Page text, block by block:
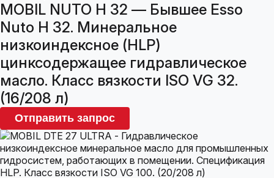
MOBIL NUTO H 32 — Бывшее Esso
Nuto H 32. Минеральное
низкоиндексное (HLP)
цинксодержащее гидравлическое
масло. Класс вязкости ISO VG 32.
(16/208 л)
Отправить запрос